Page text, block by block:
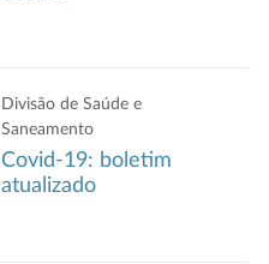
Divisão de Saúde e
Saneamento
Covid-19: boletim
atualizado